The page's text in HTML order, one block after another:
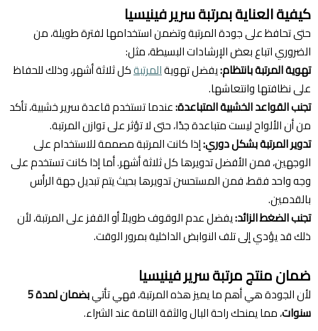
كيفية العناية بمرتبة سرير فينيسيا
حتى تحافظ على جودة المرتبة وتضمن استخدامها لفترة طويلة، من
الضروري اتباع بعض الإرشادات البسيطة، مثل:
تهوية المرتبة بانتظام:يفضل تهويةالمرتبةكل ثلاثة أشهر، وذلك للحفاظ
على نظافتها وانتعاشها.
تجنب القواعد الخشبية المتباعدة:عندما تستخدم قاعدة سرير خشبية، تأكد
من أن الألواح ليست متباعدة جدًا، حتى لا تؤثر على توازن المرتبة.
تدوير المرتبة بشكل دوري:إذا كانت المرتبة مصممة للاستخدام على
الوجهين، فمن الأفضل تدويرها كل ثلاثة أشهر. أما إذا كانت تستخدم على
وجه واحد فقط، فمن المستحسن تدويرها بحيث يتم تبديل جهة الرأس
بالقدمين.
تجنب الضغط الزائد:يفضل عدم الوقوف طويلاً أو القفز على المرتبة، لأن
ذلك قد يؤدي إلى تلف النوابض الداخلية بمرور الوقت.
ضمان منتج مرتبة سرير فينيسيا
لأن الجودة هي أهم ما يميز هذه المرتبة، فهي تأتي
بضمان لمدة 5
سنوات، مما يمنحك راحة البال والثقة التامة عند الشراء.